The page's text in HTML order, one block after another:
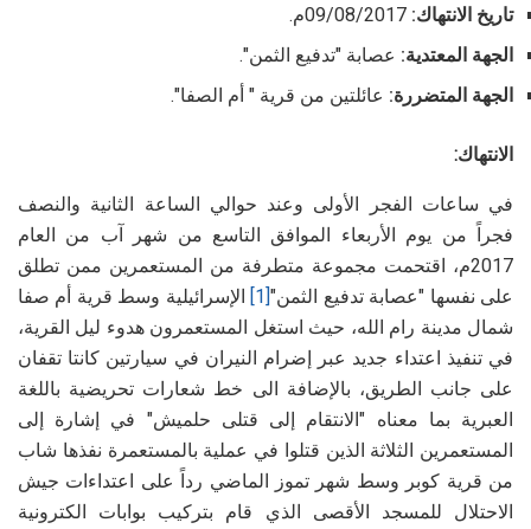
تاريخ الانتهاك:
الجهة المعتدية: عصابة "تدفيع الثمن".
الجهة المتضررة: عائلتين من قرية " أم الصفا".
الانتهاك:
في ساعات الفجر الأولى وعند حوالي الساعة الثانية والنصف
فجراً من يوم الأربعاء الموافق التاسع من شهر آب من العام
2017م، اقتحمت مجموعة متطرفة من المستعمرين ممن تطلق
على نفسها "عصابة تدفيع الثمن"[1]
الإسرائيلية وسط قرية أم صفا
شمال مدينة رام الله، حيث استغل المستعمرون هدوء ليل القرية،
في تنفيذ اعتداء جديد عبر إضرام النيران في سيارتين كانتا تقفان
على جانب الطريق، بالإضافة الى خط شعارات تحريضية باللغة
العبرية بما معناه "الانتقام إلى قتلى حلميش" في إشارة إلى
المستعمرين الثلاثة الذين قتلوا في عملية بالمستعمرة نفذها شاب
من قرية كوبر وسط شهر تموز الماضي رداً على اعتداءات جيش
الاحتلال للمسجد الأقصى الذي قام بتركيب بوابات الكترونية